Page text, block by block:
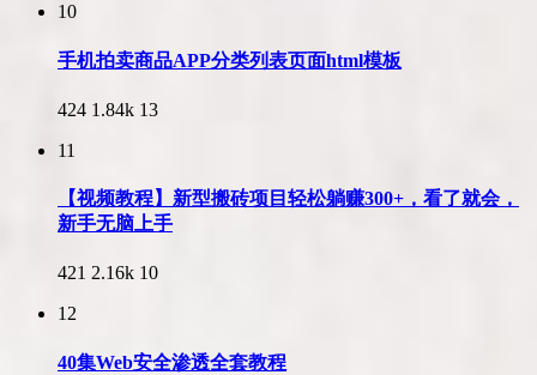
10
手机拍卖商品APP分类列表页面html模板
424 1.84k 13
11
【视频教程】新型搬砖项目轻松躺赚300+，看了就会，
新手无脑上手
421 2.16k 10
12
40集Web安全渗透全套教程